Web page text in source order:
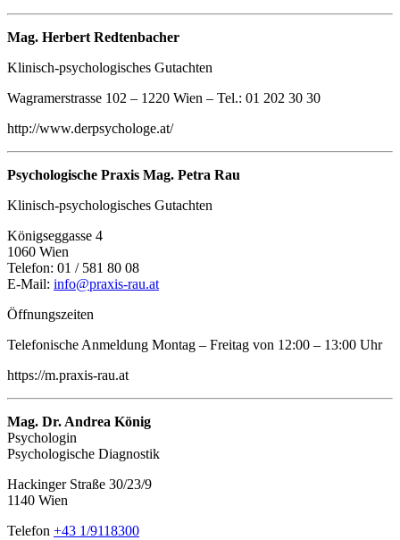
Mag. Herbert Redtenbacher
Klinisch-psychologisches Gutachten
Wagramerstrasse 102 – 1220 Wien – Tel.: 01 202 30 30
http://www.derpsychologe.at/
Psychologische Praxis Mag. Petra Rau
Klinisch-psychologisches Gutachten
Königseggasse 4
1060 Wien
Telefon: 01 / 581 80 08
E-Mail: info@praxis-rau.at
Öffnungszeiten
Telefonische Anmeldung Montag – Freitag von 12:00 – 13:00 Uhr
https://m.praxis-rau.at
Mag. Dr. Andrea König
Psychologin
Psychologische Diagnostik
Hackinger Straße 30/23/9
1140 Wien
Telefon +43 1/9118300